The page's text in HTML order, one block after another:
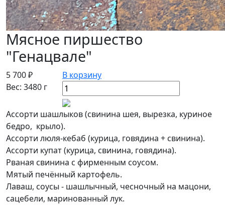
Мясное пиршество
"Генацвале"
5 700 ₽
Вес: 3480 г
В корзину
Ассорти шашлыков (свинина шея, вырезка, куриное
бедро, крыло).
Ассорти люля-кебаб (курица, говядина + свинина).
Ассорти купат (курица, свинина, говядина).
Рваная свинина с фирменным соусом.
Мятый печённый картофель.
Лаваш, соусы - шашлычный, чесночный на мацони,
сацебели, маринованный лук.